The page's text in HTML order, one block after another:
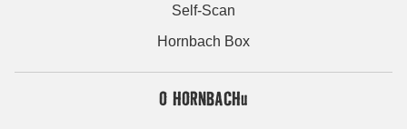
Self-Scan
Hornbach Box
O HORNBACHu